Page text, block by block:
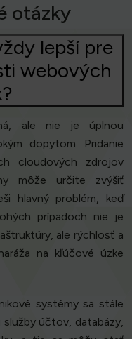
otázky
lepší pre
webových
ale nie je úplnou
dopytom. Pridanie
cloudových zdrojov
môže určite zvýšiť
hlavný problém, keď
prípadoch nie je
ale rýchlosť a
na kľúčové úzke
systémy sa stále
účtov, databázy,